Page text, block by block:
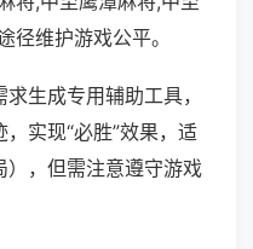
径维护游戏公平。
生成专用辅助工具，
实现“必胜”效果，适
），但需注意遵守游戏